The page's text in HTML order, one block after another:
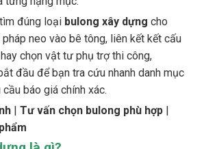
đúng loại bulong xây dựng
neo vào bê tông, liên kết kết cấu
chọn vật tư phụ trợ thi công,
đầu để bạn tra cứu nhanh danh mục
báo giá chính xác.
Tư vấn chọn bulong phù hợp
là gì?